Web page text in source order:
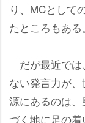
り、MCとして
たところもある。
だが最近では
ない発言力が
源にあるのは
づく地に足の